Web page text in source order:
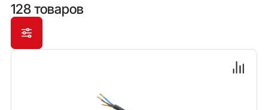
128 товаров